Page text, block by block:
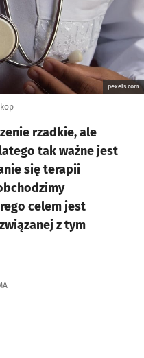
pexels.com
rzadkie, ale
tak ważne jest
się terapii
celem jest
z tym